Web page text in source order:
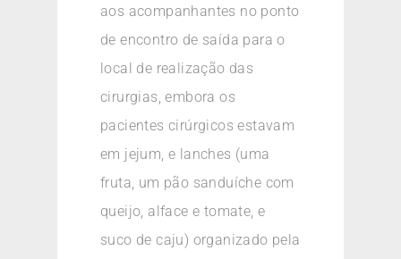
aos acompanhantes no ponto
de encontro de saída para o
local de realização das
cirurgias, embora os
pacientes cirúrgicos estavam
em jejum, e lanches (uma
fruta, um pão sanduíche com
queijo, alface e tomate, e
suco de caju) organizado pela